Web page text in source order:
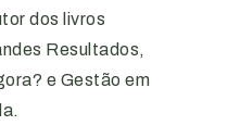
dos livros
Resultados,
e Gestão em